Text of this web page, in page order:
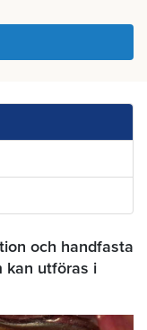
och handfasta
kan utföras i